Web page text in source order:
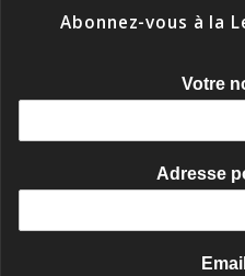
Abonnez-vous à la
Votre
Adresse
Email